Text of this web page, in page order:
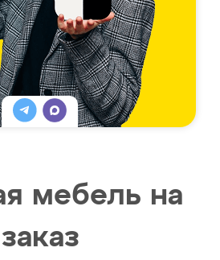
мебель на
заказ